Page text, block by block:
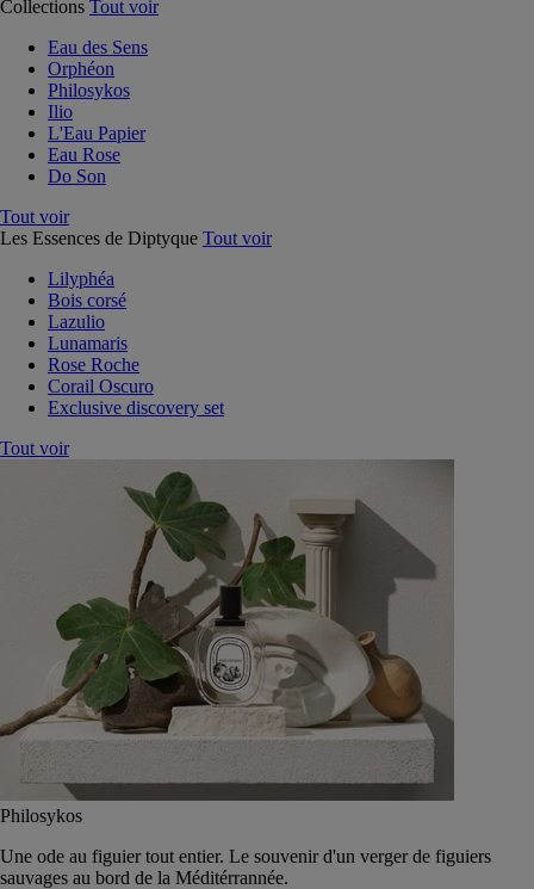
Collections Tout voir
Eau des Sens
Orphéon
Philosykos
Ilio
L'Eau Papier
Eau Rose
Do Son
Tout voir
Les Essences de Diptyque Tout voir
Lilyphéa
Bois corsé
Lazulio
Lunamaris
Rose Roche
Corail Oscuro
Exclusive discovery set
Tout voir
Philosykos
Une ode au figuier tout entier. Le souvenir d'un verger de figuiers
sauvages au bord de la Méditérrannée.